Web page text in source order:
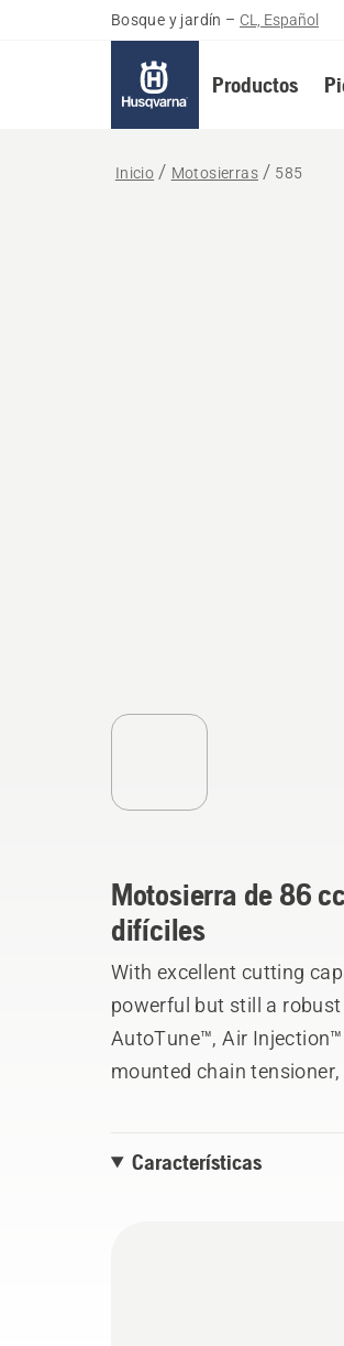
Bosque y jardín – CL, Español
Productos
Inicio Motosierras 585
Motosierra de 86
difíciles
With excellent cutting
powerful but still a
AutoTune™, Air
mounted chain
Características